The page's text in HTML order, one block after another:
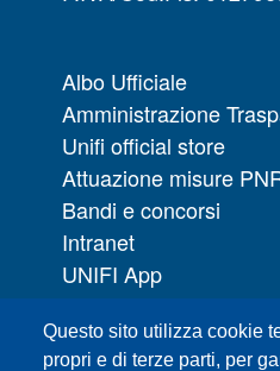
Questo sito utilizza cookie
propri e di terze parti, per
Albo Ufficiale
Amministrazione
Unifi official store
Attuazione misure
Bandi e concorsi
Intranet
UNIFI App
URP | Ufficio